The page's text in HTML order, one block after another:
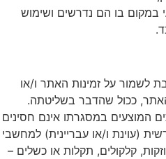
במקום בו הם נדרשים ושימוש
לשמור על זמינות האתר ו/או
האתר, ככול שהדבר בשליטתה.
המוצעים במסגרתו אינם חסינים
(עוינת ו/או עבריינית) למחשבי
קלקולים, תקלות או כשלים –